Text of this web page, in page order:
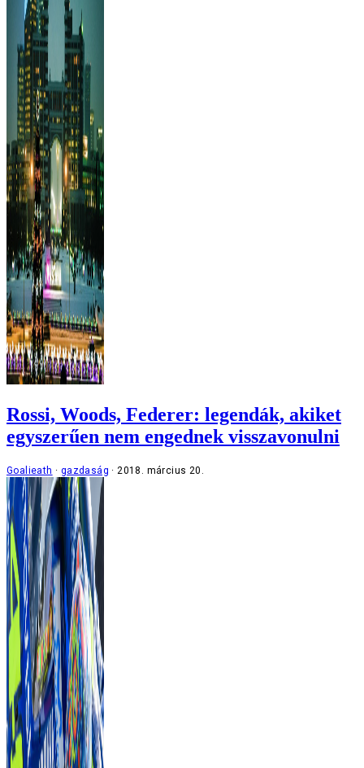
Rossi, Woods, Federer: legendák, akiket
egyszerűen nem engednek visszavonulni
Goalieath gazdaság 2018. március 20.